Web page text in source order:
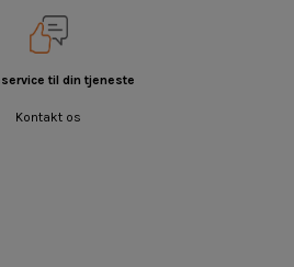
til din tjeneste
Kontakt os